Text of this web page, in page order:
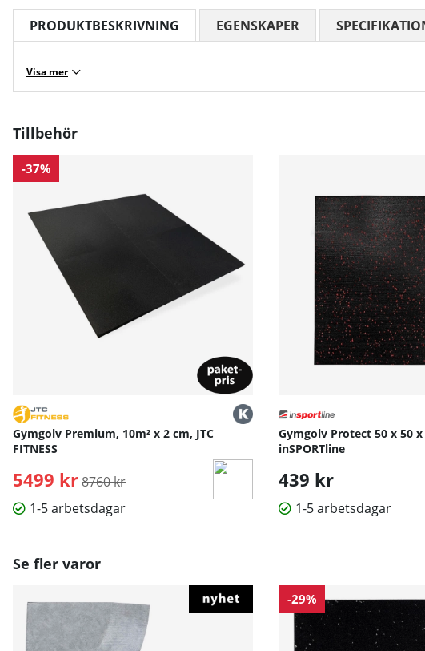
PRODUKTBESKRIVNING
Visa mer
EGENSKAPER
Tillbehör
-37%
Gymgolv Premium, 10m² x 2 cm, JTC
FITNESS
5499 kr Ordinarie pris:
8760 kr
1-5 arbetsdagar
Gymgolv Protect 50 x 50 x
inSPORTline
439 kr
1-5 arbetsdagar
Se fler varor
-29%